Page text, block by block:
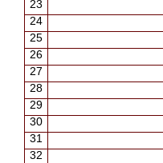
23
24
25
26
27
28
29
30
31
32